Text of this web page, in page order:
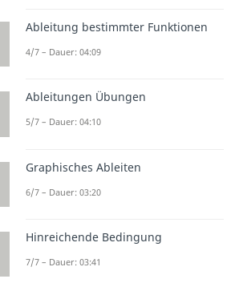
Ableitung bestimmter Funktionen
4/7 – Dauer: 04:09
Ableitungen Übungen
5/7 – Dauer: 04:10
Graphisches Ableiten
6/7 – Dauer: 03:20
Hinreichende Bedingung
7/7 – Dauer: 03:41